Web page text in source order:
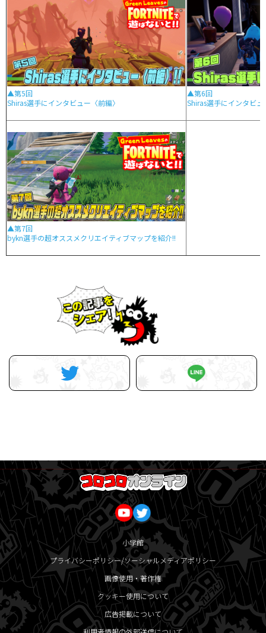
▲第5回
Shiras選手にインタビュー〈前編〉
▲第6回
Shiras選手にインタビュ
▲第7回
bykn選手の超オススメクリエイティブマップを紹介!!
小学館
プライバシーポリシー/ソーシャルメディアポリシー
画像使用・著作権
クッキー使用について
広告掲載について